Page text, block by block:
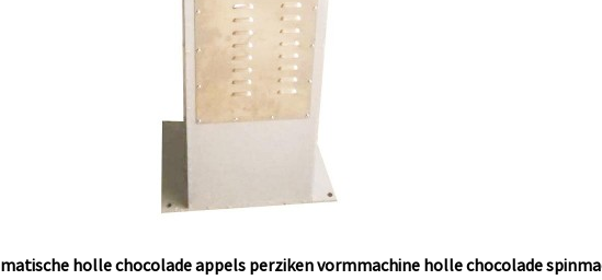
holle chocolade appels perziken vormmachine holle chocolade